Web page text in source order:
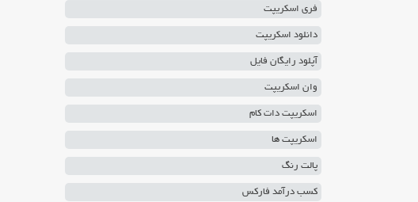
فری اسکریپت
دانلود اسکریپت
آپلود رایگان فایل
وان اسکریپت
اسکریپت دات کام
اسکریپت ها
پالت رنگ
کسب درآمد فارکس